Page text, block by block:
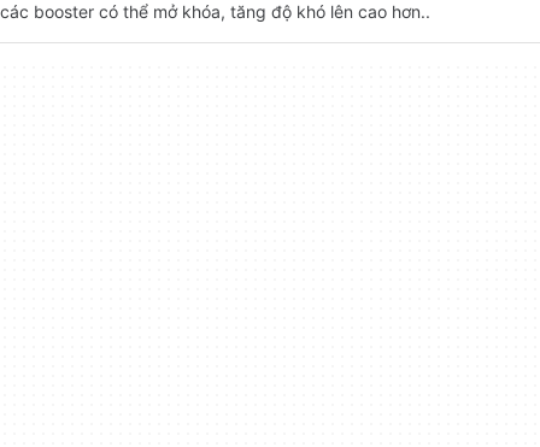
các booster có thể mở khóa, tăng độ khó lên cao hơn..